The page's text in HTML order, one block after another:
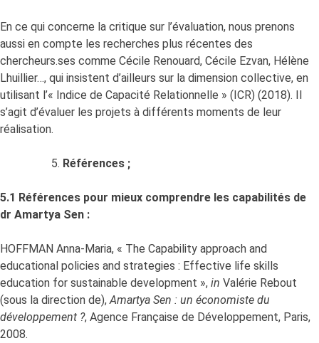
En ce qui concerne la critique sur l’évaluation, nous prenons
aussi en compte les recherches plus récentes des
chercheurs.ses comme Cécile Renouard, Cécile Ezvan, Hélène
Lhuillier…, qui insistent d’ailleurs sur la dimension collective, en
utilisant l’« Indice de Capacité Relationnelle » (ICR) (2018). Il
s’agit d’évaluer les projets à différents moments de leur
réalisation.
Références ;
5.1 Références pour mieux comprendre les capabilités de
dr Amartya Sen :
HOFFMAN Anna-Maria, « The Capability approach and
educational policies and strategies : Effective life skills
education for sustainable development », in Valérie Rebout
(sous la direction de), Amartya Sen : un économiste du
développement ?, Agence Française de Développement, Paris,
2008.